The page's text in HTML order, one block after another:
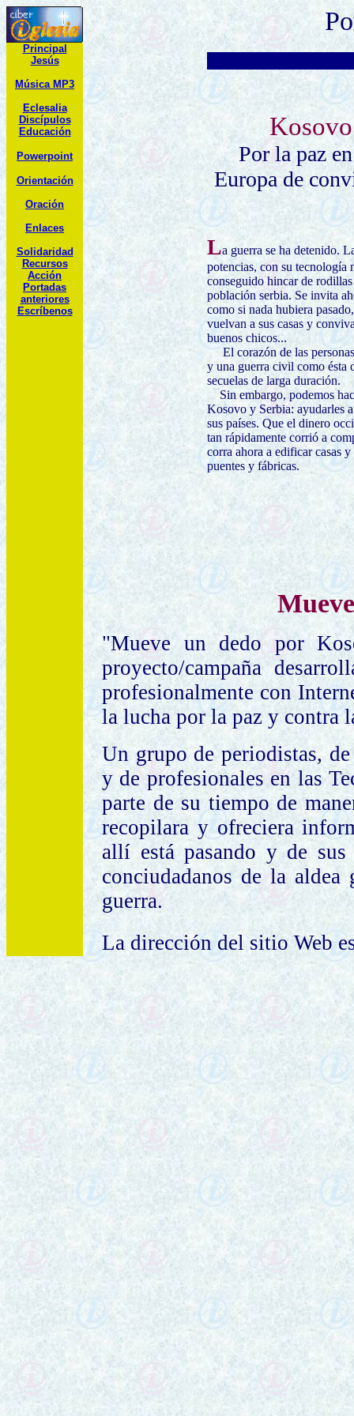
Principal
Jesús
Música MP3
Eclesalia
Discípulos
Educación
Powerpoint
Orientación
Oración
Enlaces
Solidaridad
Recursos
Acción
Portadas
anteriores
Escríbenos
Por la paz
Europa de
La guerra se ha detenido.
potencias, con su tecnología
conseguido hincar de rodillas
población serbia. Se invita
como si nada hubiera
vuelvan a sus casas y
buenos chicos...
El corazón de las
y una guerra civil como ésta
secuelas de larga duración.
Sin embargo, podemos
Kosovo y Serbia: ayudarles
sus países. Que el dinero
tan rápidamente corrió a
corra ahora a edificar casas
puentes y fábricas.
"Mueve un dedo por
proyecto/campaña
profesionalmente con
la lucha por la paz y contra
Un grupo de periodistas,
y de profesionales en las
parte de su tiempo de
recopilara y ofreciera
allí está pasando y de
conciudadanos de la
guerra.
La dirección del sitio Web